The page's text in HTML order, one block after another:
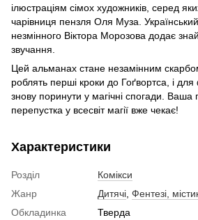
ілюстраціям сімох художників, серед
чарівниця пензля Оля Муза.
незмінного Віктора Морозова додає
звучання.
Цей альманах стане незамінним
роблять перші кроки до Гоґвортса, і для
знову поринути у магічні спогади. Ваша
перепустка у всесвіт магії вже чекає!
Характеристики
Розділ
Комікси
Жанр
Дитячі Фентезі,
Обкладинка
Тверда